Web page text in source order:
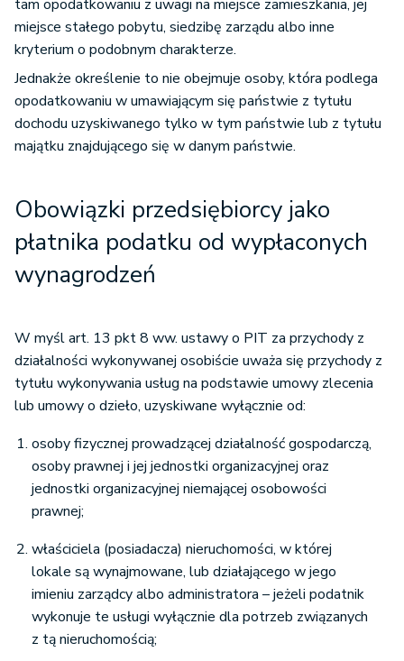
nieruchomości;
papierów wartościowych
oraz pochodnych instrumentów
finansowych niebędących papierami
wartościowymi, dopuszczonych
giełdowego, w tym uzyskane ze zbycia
tych papierów albo instrumentów
oraz z realizacji praw z nich wynikających;
(akcji) w spółce, ogółu praw i
obowiązków w spółce niebędącej osobą
prawną lub tytułów uczestnictwa
w funduszu inwestycyjnym, instytucji
osobie prawnej i praw o podobnym
charakterze lub z tytułu należności
będących następstwem posiadania tych
praw – jeżeli co najmniej 50% wartości
aktywów tej spółki, spółki niebędącej
osobą prawną, tego funduszu
inwestycyjnego, tej instytucji
wspólnego inwestowania lub osoby
tam opodatkowaniu z uwagi na miejsce zamieszkania, jej
miejsce stałego pobytu, siedzibę zarządu albo inne
kryterium o podobnym charakterze.
Jednakże określenie to nie obejmuje osoby, która podlega
opodatkowaniu w umawiającym się państwie z tytułu
dochodu uzyskiwanego tylko w tym państwie lub z tytułu
majątku znajdującego się w danym państwie.
Obowiązki przedsiębiorcy jako
płatnika podatku od wypłaconych
wynagrodzeń
W myśl art. 13 pkt 8 ww. ustawy o PIT za przychody z
działalności wykonywanej osobiście uważa się przychody z
tytułu wykonywania usług na podstawie umowy zlecenia
lub umowy o dzieło, uzyskiwane wyłącznie od:
osoby fizycznej prowadzącej działalność gospodarczą,
osoby prawnej i jej jednostki organizacyjnej oraz
jednostki organizacyjnej niemającej osobowości
prawnej;
właściciela (posiadacza) nieruchomości, w której
lokale są wynajmowane, lub działającego w jego
imieniu zarządcy albo administratora – jeżeli podatnik
wykonuje te usługi wyłącznie dla potrzeb związanych
z tą nieruchomością;